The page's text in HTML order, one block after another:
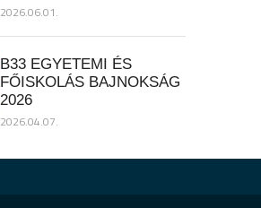
2026.06.01.
B33 EGYETEMI ÉS
FŐISKOLÁS BAJNOKSÁG
2026
2026.04.07.